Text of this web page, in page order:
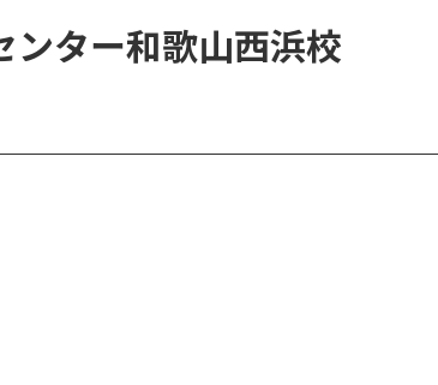
ンター和歌山西浜校